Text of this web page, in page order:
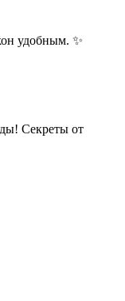
удобным. ✨
Секреты от